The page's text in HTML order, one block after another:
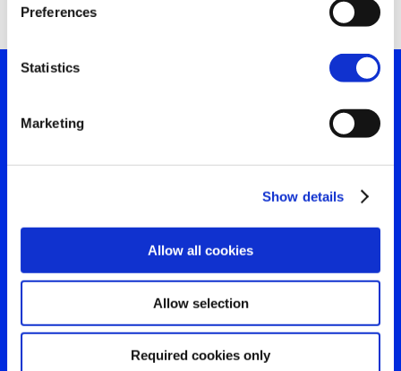
Preferences
Statistics
Marketing
Show details
Allow all cookies
Allow selection
Required cookies only
Sua janela para o que o
mundo está vendo
Entre em contato para uma
visão clara da sua
audiência
Entre em contato